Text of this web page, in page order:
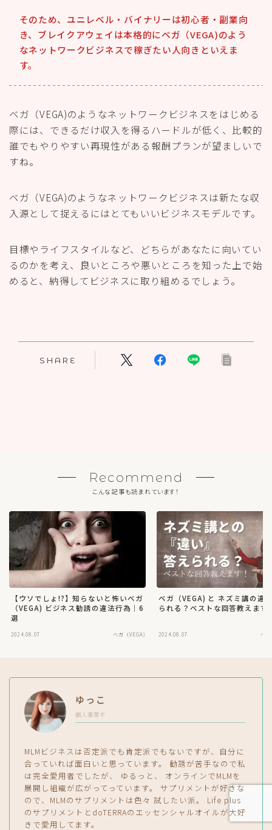
そのため、ユニレベル・バイナリーは初心者・副業向
き、ブレイクアウェイは本格的にベガ（VEGA)のよう
なネットワークビジネスで稼ぎたい人向き といえま
す。
ベガ（VEGA)のようなネットワークビジネスをはじめる
際には、できるだけ収入を得るハードルが低く、比較的
誰でもやりやすい再現性がある 報酬プランが望ましいで
すね。
ベガ（VEGA)のようなネットワークビジネスは新たな収
入源として捉えるにはとてもいいビジネスモデルです。
目標やライフスタイルなど、どちらがあなたに向いてい
るのかを考え、良いところや悪いところを知った上で始
めると、納得してビジネスに取り組めるでしょう。
SHARE
Recommend
こんな記事も読まれています！
【ウソでしょ!?】知らないと怖いベガ
（VEGA) ビジネス勧誘の違法行為｜6
選
2024.08.07 ベガ（VEGA)
ベガ（VEGA) と ネズミ講の違
られる？ベストな回答教えます
2024.08.07 ベ
ゆっこ
個人事業主
MLMビジネスは否定派でも肯定派でもないですが、自分に
合っていれば面白いと思っています。 勧誘が苦手なので私
は完全愛用者でしたが、 ゆるっと、 オンラインでMLMを
展開し組織が広がってっています。 サプリメントが好きな
ので、MLMのサプリメントは色々 試したい派。 Life plus
のサプリメントとdoTERRAのエッセンシャルオイルが大好
きで愛用してます。